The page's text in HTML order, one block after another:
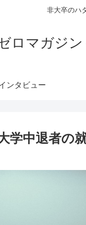
非大卒のハ
ロマガジ
ンタビュー
学中退者の